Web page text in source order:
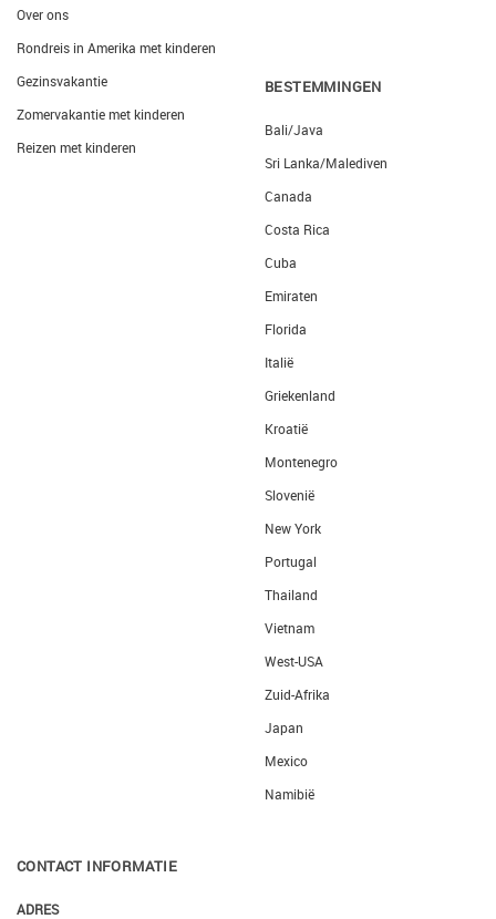
Over ons
Rondreis in Amerika met kinderen
Gezinsvakantie
Zomervakantie met kinderen
Reizen met kinderen
BESTEMMINGEN
Bali/Java
Sri Lanka/Malediven
Canada
Costa Rica
Cuba
Emiraten
Florida
Italië
Griekenland
Kroatië
Montenegro
Slovenië
New York
Portugal
Thailand
Vietnam
West-USA
Zuid-Afrika
Japan
Mexico
Namibië
CONTACT INFORMATIE
ADRES